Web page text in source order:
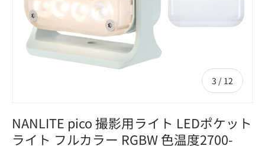
3 / の
12
NANLITE pico 撮影用ライト LEDポケット
ライト フルカラー RGBW 色温度2700-